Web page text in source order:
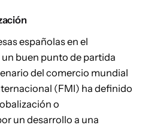
españolas en el
buen punto de partida
del comercio mundial
(FMI) ha definido
o
un desarrollo a una